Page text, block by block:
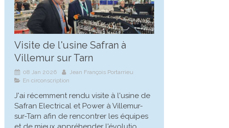
Visite de l'usine Safran à
Villemur sur Tarn
08 Jan 2026
Jean François Portarrieu
En circonscription
J'ai récemment rendu visite à l'usine de
Safran Electrical et Power à Villemur-
sur-Tarn afin de rencontrer les équipes